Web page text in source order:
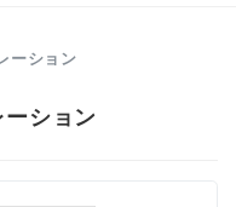
ーション
ション